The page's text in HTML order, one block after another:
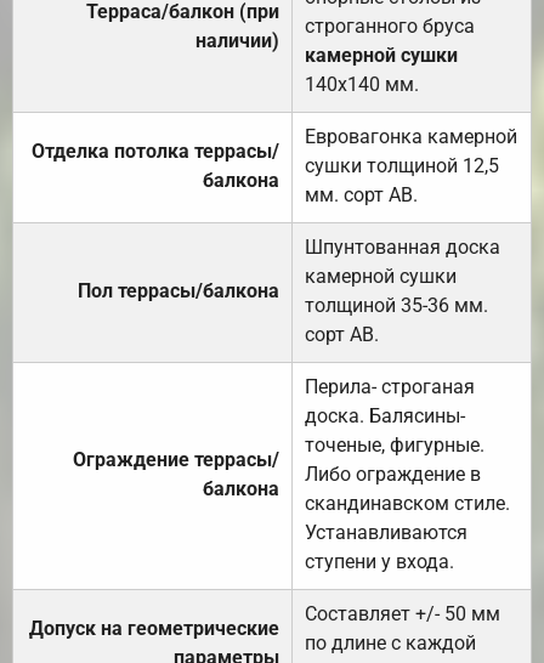
Терраса/балкон (при
наличии)
строганного бруса
камерной сушки
140х140 мм.
Отделка потолка террасы/
балкона
Евровагонка камерной
сушки толщиной 12,5
мм. сорт АВ.
Пол террасы/балкона
Шпунтованная доска
камерной сушки
толщиной 35-36 мм.
сорт АВ.
Ограждение террасы/
балкона
Перила- строганая
доска. Балясины-
точеные, фигурные.
Либо ограждение в
скандинавском стиле.
Устанавливаются
ступени у входа.
Допуск на геометрические
параметры
Составляет +/- 50 мм
по длине с каждой